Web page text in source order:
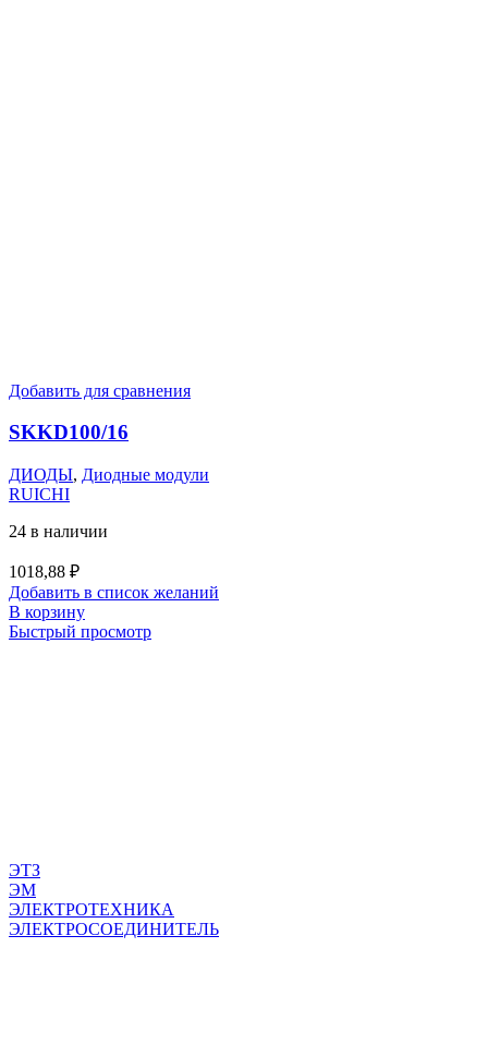
Добавить для сравнения
SKKD100/16
ДИОДЫ, Диодные модули
RUICHI
24 в наличии
1018,88 ₽
Добавить в список желаний
В корзину
Быстрый просмотр
ЭТЗ
ЭМ
ЭЛЕКТРОТЕХНИКА
ЭЛЕКТРОСОЕДИНИТЕЛЬ